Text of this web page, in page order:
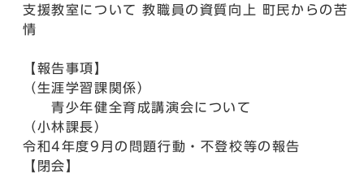
支援教室について 教職員の資質向上 町民からの苦
情
【報告事項】
（生涯学習課関係）
青少年健全育成講演会について
（小林課長）
令和4年度9月の問題行動・不登校等の報告
【閉会】